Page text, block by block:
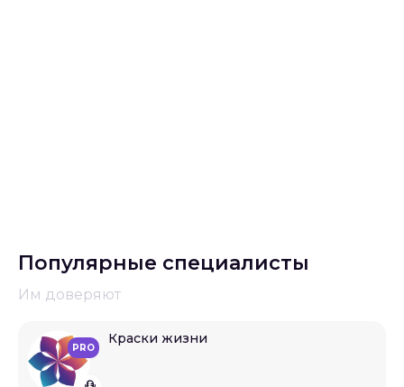
Популярные специалисты
Им доверяют
PRO
Краски жизни